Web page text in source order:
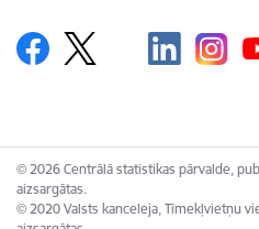
© 2026 Centrālā statistikas pārvalde,
aizsargātas.
© 2020 Valsts kanceleja, Tīmekļvietņu